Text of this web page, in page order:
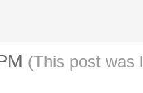
(This post was